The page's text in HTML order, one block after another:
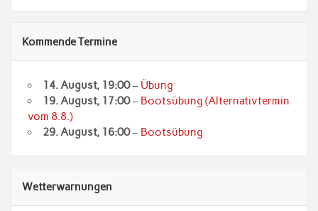
Kommende Termine
14. August, 19:00– Übung
19. August, 17:00– Bootsübung (Alternativtermin
vom 8.8.)
29. August, 16:00– Bootsübung
Wetterwarnungen